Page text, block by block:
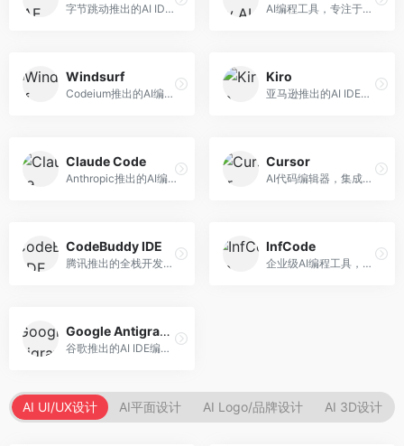
字节跳动推出的AI IDE编程工具，深度集成大模型能力。面向开发者，提供智能代码补全、代码解释、重构优化等服务，编程效率显著提升。 AI编程工具，专注于代码智能生成与优化。面向开发者，提供代码生成、代码重构、错误修复等服务，编程效率高。
Windsurf
Codeium推出的AI编程工具，专注于代码智能辅助。面向开发者，提供代码补全、代码生成、代码解释等服务，多语言支持完善。
Kiro
亚马逊推出的AI IDE，深度整合AWS云服务。面向AWS开发者，提供代码生成、云服务集成、部署自动化等服务，与AWS生态无缝衔接。
Claude Code
Anthropic推出的AI编程工具，基于Claude模型。面向开发者，提供代码生成、代码审查、调试辅助等服务，代码质量高，推理能力强。
Cursor
AI代码编辑器，集成GPT-4模型，专注于智能编程辅助。面向开发者，提供代码生成、代码解释、错误修复等服务，编程体验流畅，开发效率高。
CodeBuddy IDE
腾讯推出的全栈开发AI IDE，整合腾讯云服务。面向开发者，提供代码生成、调试辅助、部署服务等功能，与腾讯云生态深度整合。
InfCode
企业级AI编程工具，专注于团队协作开发。面向企业开发团队，提供代码生成、代码审查、团队协作等服务，企业级功能完善。
Google Antigravity
谷歌推出的AI IDE编程智能体，整合Google Cloud服务。面向谷歌生态开发者，提供智能编程辅助、云服务集成等功能。
AI UI/UX设计 AI平面设计 AI Logo/品牌设计 AI 3D设计